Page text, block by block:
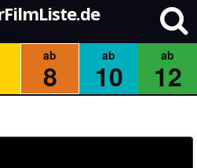
ab
8
ab
10
ab
12